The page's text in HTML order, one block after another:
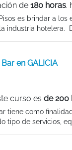
de 180 horas.
es brindar a
industria hotelera.
en GALICIA
curso es de 200
tiene como
tipo de servicios,